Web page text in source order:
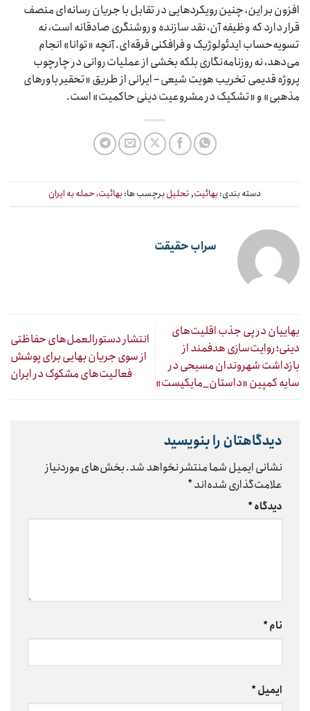
افزون بر این، چنین رویکردهایی در تقابل با جریان رسانه‌ای منصف
قرار دارد که وظیفه آن، نقد سازنده و روشنگری صادقانه است، نه
تسویه‌حساب ایدئولوژیک و فرافکنی فرقه‌ای. آنچه «توانا» انجام
می‌دهد، نه روزنامه‌نگاری بلکه بخشی از عملیات روانی در چارچوب
پروژه قدیمی تخریب هویت شیعی – ایرانی از طریق «تحقیر باورهای
مذهبی» و «تشکیک در مشروعیت دینی حاکمیت» است.
دسته بندی:بهائیت, تحلیلبرچسب ها:بهائیت، حمله به ایران
سراب حقیقت
بهاییان در پی جذب اقلیت‌های
دینی؛ روایت‌سازی هدفمند از
بازداشت شهروندان مسیحی در
سایه کمپین «داستان_مایکیست»
انتشار دستورالعمل‌های حفاظتی
از سوی جریان بهایی برای پوشش
فعالیت‌های مشکوک در ایران
دیدگاهتان را بنویسید
نشانی ایمیل شما منتشر نخواهد شد.بخش‌های موردنیاز
علامت‌گذاری شده‌اند*
دیدگاه*
نام*
ایمیل*